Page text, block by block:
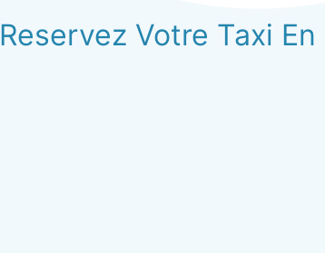
Reservez Votre Taxi En